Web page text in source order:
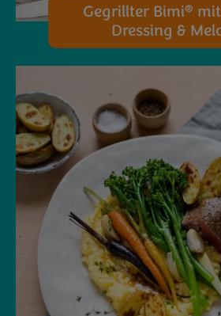
Gegrillter Bimi®
Dressing &